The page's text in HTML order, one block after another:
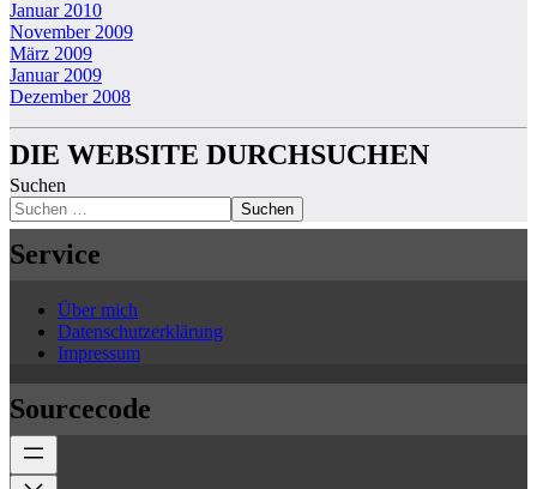
Januar 2010
November 2009
März 2009
Januar 2009
Dezember 2008
DIE WEBSITE DURCHSUCHEN
Suchen
Suchen
Service
Über mich
Datenschutzerklärung
Impressum
Sourcecode